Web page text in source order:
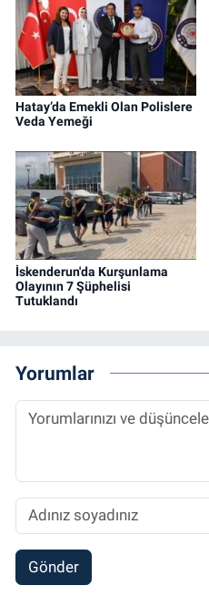
Hatay’da Emekli Olan Polislere
Veda Yemeği
İskenderun'da Kurşunlama
Olayının 7 Şüphelisi
Tutuklandı
Yorumlar
Gönder